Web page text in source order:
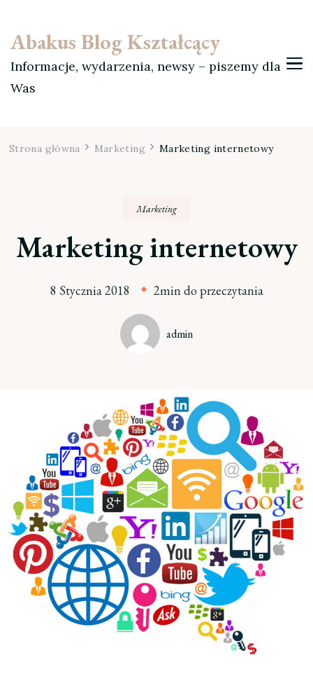
Abakus Blog Kształcący
Informacje, wydarzenia, newsy – piszemy dla
Was
Strona główna Marketing Marketing internetowy
Marketing
Marketing internetowy
8 Stycznia 2018 2min do przeczytania
admin